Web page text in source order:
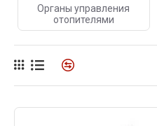
Органы управления
отопителями